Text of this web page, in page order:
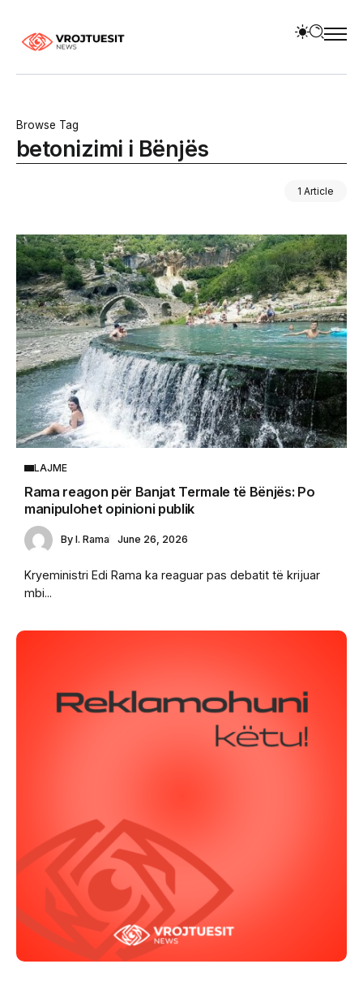
Browse Tag
betonizimi i Bënjës
1 Article
LAJME
Rama reagon për Banjat Termale të Bënjës: Po
manipulohet opinioni publik
By I. Rama June 26, 2026
Kryeministri Edi Rama ka reaguar pas debatit të krijuar
mbi...